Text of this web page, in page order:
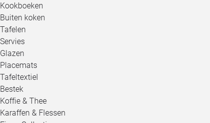
Kookboeken
Buiten koken
Tafelen
Servies
Glazen
Placemats
Tafeltextiel
Bestek
Koffie & Thee
Karaffen & Flessen